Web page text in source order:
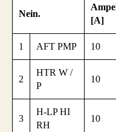
Nein.
[A]
1 AFT PMP 10
2
HTR W /
P
10
3
H-LP HI
RH
10